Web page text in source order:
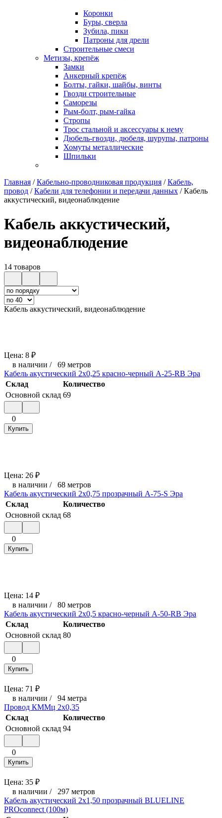
Коронки
Буры, сверла
Зубила, пики
Патроны для дрели
Строительные смеси
Метизы, крепёж
Замки
Анкерный крепёж
Болты, гайки, шайбы, винты
Гвозди строительные
Саморезы
Рым-болт, рым-гайка
Стропы
Трос стальной и аксессуары к нему
Дюбель-гвозди, дюбеля, шурупы, патроны
Хомуты металлические
Шпильки
Главная /Кабельно-проводниковая продукция /Кабель,
провод /Кабели для телефонии и передачи данных /Кабель
аккустический, видеонаблюдение
Кабель аккустический,
видеонаблюдение
14 товаров
Кабель аккустический, видеонаблюдение
Цена: 8 ₽
в наличии / 69 метров
Кабель акустический 2х0,25 красно-черный A-25-RB Эра
Склад
Количество
Основной склад 69
0
Купить
Цена: 26 ₽
в наличии / 68 метров
Кабель акустический 2х0,75 прозрачный A-75-S Эра
Склад
Количество
Основной склад 68
0
Купить
Цена: 14 ₽
в наличии / 80 метров
Кабель акустический 2х0,5 красно-черный A-50-RB Эра
Склад
Количество
Основной склад 80
0
Купить
Цена: 71 ₽
в наличии / 94 метра
Провод КММц 2х0,35
Склад
Количество
Основной склад 94
0
Купить
Цена: 35 ₽
в наличии / 297 метров
Кабель акустический 2х1,50 прозрачный BLUELINE
PROconnect (100м)